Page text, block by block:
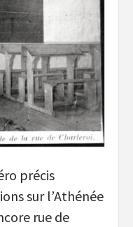
précis
sur l’Athénée
rue de